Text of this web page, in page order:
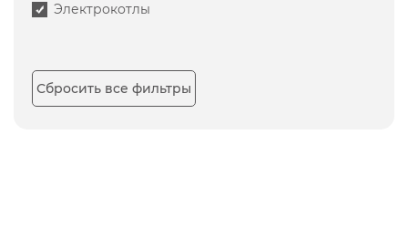
Электрокотлы
Сбросить все фильтры